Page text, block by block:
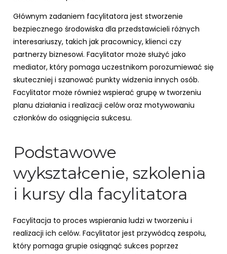
Głównym zadaniem facylitatora jest stworzenie
bezpiecznego środowiska dla przedstawicieli różnych
interesariuszy, takich jak pracownicy, klienci czy
partnerzy biznesowi. Facylitator może służyć jako
mediator, który pomaga uczestnikom porozumiewać się
skuteczniej i szanować punkty widzenia innych osób.
Facylitator może również wspierać grupę w tworzeniu
planu działania i realizacji celów oraz motywowaniu
członków do osiągnięcia sukcesu.
Podstawowe
wykształcenie, szkolenia
i kursy dla facylitatora
Facylitacja to proces wspierania ludzi w tworzeniu i
realizacji ich celów. Facylitator jest przywódcą zespołu,
który pomaga grupie osiągnąć sukces poprzez